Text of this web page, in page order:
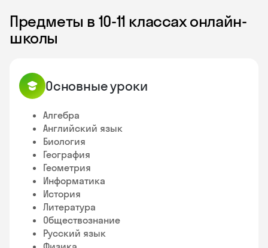
Предметы в 10‑11 классах онлайн-
школы
Основные уроки
Алгебра
Английский язык
Биология
География
Геометрия
Информатика
История
Литература
Обществознание
Русский язык